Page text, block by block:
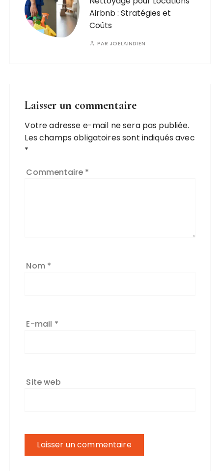
Airbnb : Stratégies et
Coûts
PAR JOELAINDIEN
Laisser un commentaire
Votre adresse e-mail ne sera pas publiée.
Les champs obligatoires sont indiqués avec
*
Commentaire *
Nom *
E-mail *
Site web